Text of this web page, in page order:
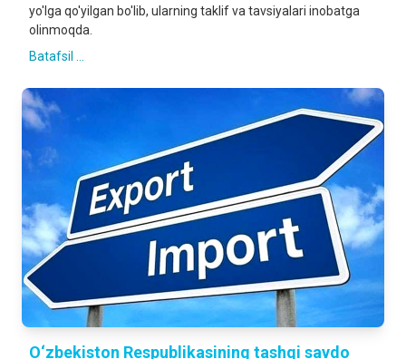
yo'lga qo'yilgan bo'lib, ularning taklif va tavsiyalari inobatga
olinmoqda.
Batafsil ...
O‘zbekiston Respublikasining tashqi savdo